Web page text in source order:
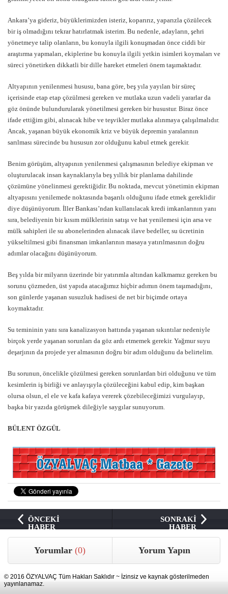
Ankara’ya gideriz, büyüklerimizden isteriz, koparırız, yaparızla çözülecek
bir iş olmadığını tekrar hatırlatmak isterim. Bu nedenle, adayların, şehri
yönetmeye talip olanların, bu konuyla ilgili konuşmadan önce ciddi bir
araştırma yapmaları, ekiplerine bu konuyla ilgili yetkin isimleri koymaları ve
süreci yönetirken dikkatli bir dille hareket etmeleri önem taşımaktadır.
Altyapının yenilenmesi hususu, bana göre, beş yıla yayılan bir süreç
içerisinde etap etap çözülmesi gereken ve mutlaka uzun vadeli yararlar da
göz önünde bulundurularak yönetilmesi gereken bir husustur. Biraz önce
ifade ettiğim gibi, alınacak hibe ve teşvikler mutlaka alınmaya çalışılmalıdır.
Ancak, yaşanan büyük ekonomik kriz ve büyük depremin yaralarının
sarılması sürecinde bu hususun zor olduğunu kabul etmek gerekir.
Benim görüşüm, altyapının yenilenmesi çalışmasının belediye ekipman ve
oluşturulacak insan kaynaklarıyla beş yıllık bir planlama dahilinde
çözümüne yönelinmesi gerektiğidir. Bu noktada, mevcut yönetimin ekipman
altyapısını yenilemede noktasında başarılı olduğunu ifade etmek gereklidir
diye düşünüyorum. İller Bankası’ndan kullanılacak kredi imkanlarının yanı
sıra, belediyenin bir kısım mülklerinin satışı ve hat yenilemesi için arsa ve
mülk sahipleri ile su abonelerinden alınacak ilave bedeller, su ücretinin
yükseltilmesi gibi finansman imkanlarının masaya yatırılmasının doğru
adımlar olacağını düşünüyorum.
Beş yılda bir milyarın üzerinde bir yatırımla altından kalkmamız gereken bu
sorunu çözmeden, üst yapıda atacağımız hiçbir adımın önem taşımadığını,
son günlerde yaşanan susuzluk hadisesi de net bir biçimde ortaya
koymaktadır.
Su temininin yanı sıra kanalizasyon hattında yaşanan sıkıntılar nedeniyle
birçok yerde yaşanan sorunları da göz ardı etmemek gerekir. Yağmur suyu
deşarjının da projede yer almasının doğru bir adım olduğunu da belirtelim.
Bu sorunun, öncelikle çözülmesi gereken sorunlardan biri olduğunu ve tüm
kesimlerin iş birliği ve anlayışıyla çözüleceğini kabul edip, kim başkan
olursa olsun, el ele ve kafa kafaya vererek çözebileceğimizi vurgulayıp,
başka bir yazıda görüşmek dileğiyle saygılar sunuyorum.
BÜLENT ÖZGÜL
ÖNCEKİ
HABER
SONRAKİ
HABER
Yorumlar(0) Yorum Yapın
© 2016 ÖZYALVAÇ Tüm Hakları Saklıdır ~ İzinsiz ve kaynak gösterilmeden
yayınlanamaz.